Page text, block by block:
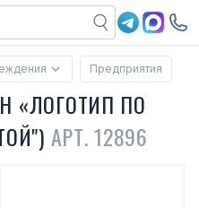
Предприятия
«ЛОГОТИП ПО
АРТ. 12896